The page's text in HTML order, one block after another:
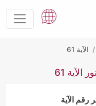
الآية 61
61
رقم الآية